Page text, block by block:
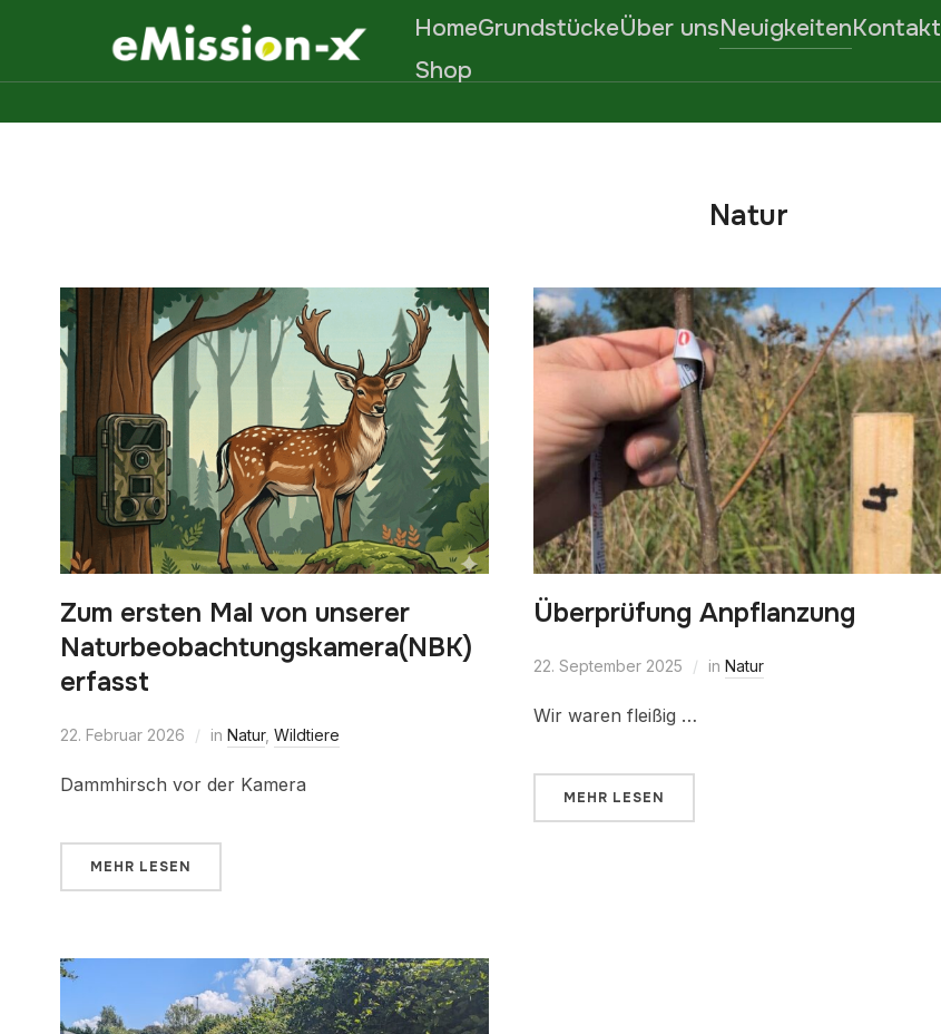
HomeGrundstückeÜber unsNeuigkeitenKontakt
Shop
Natur
Zum ersten Mal von unserer
Naturbeobachtungskamera(NBK)
erfasst
22. Februar 2026 in Natur, Wildtiere
Dammhirsch vor der Kamera
MEHR LESEN
Überprüfung Anpflanzung
22. September 2025 inNatur
Wir waren fleißig …
MEHR LESEN